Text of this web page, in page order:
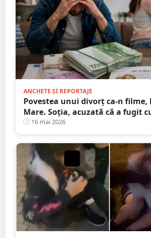
ANCHETE ȘI REPORTAJE
Povestea unui divorț ca-n filme,
Mare. Soția, acuzată că a fugit
euro!
16 mai 2026